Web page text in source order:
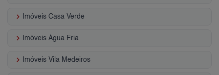
keyboard_arrow_right Imóveis Casa Verde
keyboard_arrow_right Imóveis Água Fria
keyboard_arrow_right Imóveis Vila Medeiros